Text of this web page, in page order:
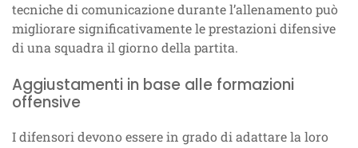
tecniche di comunicazione durante l’allenamento può
migliorare significativamente le prestazioni difensive
di una squadra il giorno della partita.
Aggiustamenti in base alle formazioni
offensive
I difensori devono essere in grado di adattare la loro